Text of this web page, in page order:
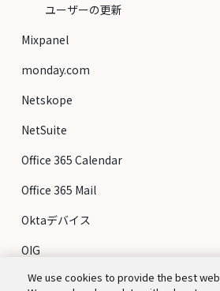
ユーザーの更新
Mixpanel
monday.com
Netskope
NetSuite
Office 365 Calendar
Office 365 Mail
Oktaデバイス
OIG
Okta ITP
We use cookies to provide the best